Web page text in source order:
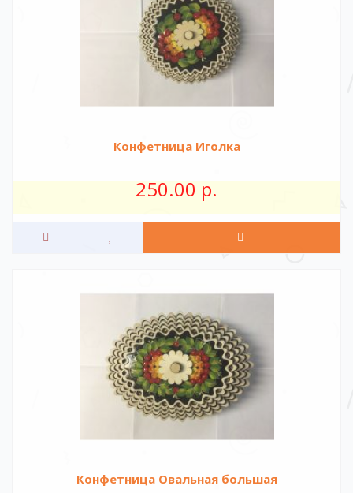
Конфетница Иголка
250.00 р.
Конфетница Овальная большая